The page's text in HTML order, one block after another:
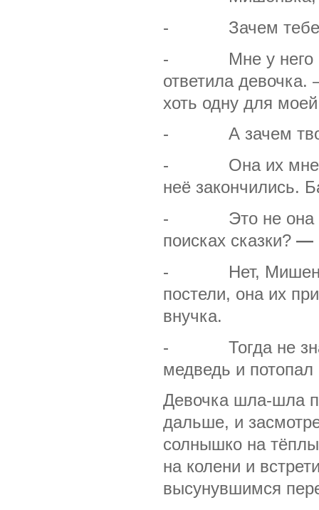
- Зачем тебе
- Мне у него
ответила
хоть одну для
- А зачем твоей
- Она их мне на
неё закончились.
- Это не
поисках сказки?—
- Нет, Мишенька,
постели, она их
внучка.
- Тогда не знаю,
медведь и
Девочка шла-шла
дальше, и
солнышко на
на колени и
высунувшимся